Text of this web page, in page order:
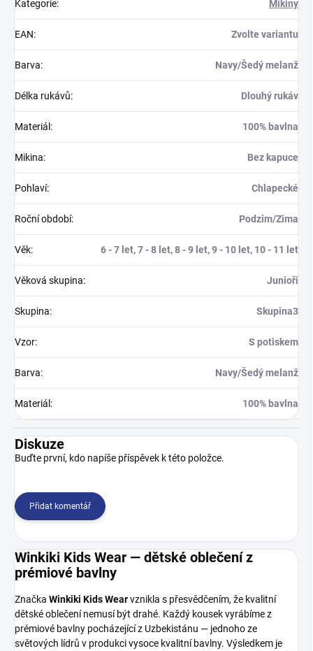
Kategorie: Mikiny
EAN: Zvolte variantu
Barva: Navy/Šedý melanž
Délka rukávů: Dlouhý rukáv
Materiál : 100% bavlna
Mikina: Bez kapuce
Pohlaví: Chlapecké
Roční období: Podzim/Zima
Věk: 6 - 7 let, 7 - 8 let, 8 - 9 let, 9 - 10 let, 10 - 11 let
Věková skupina: Junioři
Skupina: Skupina3
Vzor: S potiskem
Barva: Navy/Šedý melanž
Materiál : 100% bavlna
Diskuze
Buďte první, kdo napíše příspěvek k této položce.
Přidat komentář
Winkiki Kids Wear — dětské oblečení z
prémiové bavlny
Značka Winkiki Kids Wearvznikla s přesvědčením, že kvalitní
dětské oblečení nemusí být drahé. Každý kousek vyrábíme z
prémiové bavlny pocházející z Uzbekistánu — jednoho ze
světových lídrů v produkci vysoce kvalitní bavlny. Výsledkem je